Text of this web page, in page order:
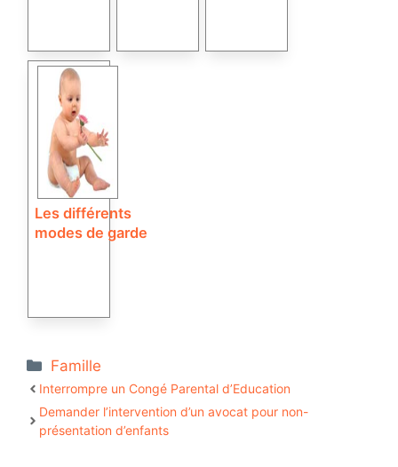
Les différents
modes de garde
Catégories
Famille
Interrompre un Congé Parental d’Education
Demander l’intervention d’un avocat pour non-
présentation d’enfants